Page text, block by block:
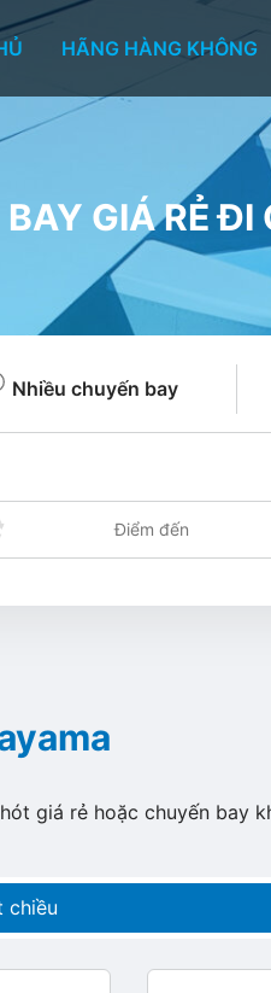
HÃNG HÀNG KHÔNG
BAY GIÁ RẺ
Nhiều chuyến bay
giá rẻ hoặc chuyến bay
chiều